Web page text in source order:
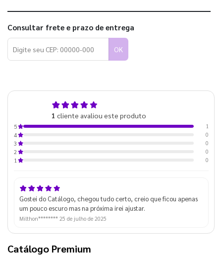
Consultar frete e prazo de entrega
OK
1 cliente avaliou este produto
5
1
4
0
3
0
2
0
1
0
Gostei do Catálogo, chegou tudo certo, creio que ficou apenas
um pouco escuro mas na próxima irei ajustar.
Milthon******** 25 de julho de 2025
Catálogo Premium